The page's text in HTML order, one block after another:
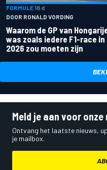
FORMULE 18 d
DOOR RONALD VORDING
Waarom de GP van
was zoals iedere F1-race in
2026 zou moeten zijn
Meld je aan voor
Ontvang het laatste nieuws,
je mailbox.